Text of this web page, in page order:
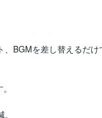
BGMを差し替えるだけ